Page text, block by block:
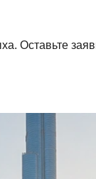
Оставьте